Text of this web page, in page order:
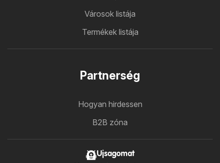
Városok listája
Termékek listája
Partnerség
Hogyan hirdessen
B2B zóna
Ujsagomat